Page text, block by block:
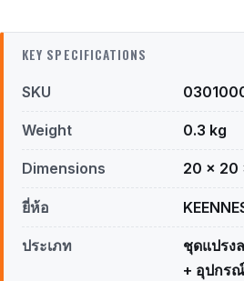
KEY SPECIFICATIONS
SKU
Weight 0.3 kg
Dimensions 20 × 20
ยี่ห้อ
ประเภท
ชุดแปรง
+ อุปกร